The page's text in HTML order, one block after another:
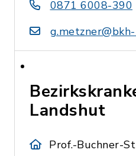
0871 6008-390
Landshut
Prof.-Buchner-